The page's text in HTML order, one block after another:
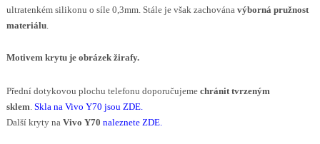
ultratenkém silikonu o síle 0,3mm. Stále je však zachována výborná pružnost
materiálu.
Motivem krytu je obrázek žirafy.
Přední dotykovou plochu telefonu doporučujeme chránit tvrzeným
sklem Skla na Vivo Y70 jsou ZDE.
Další kryty na Vivo Y70 naleznete ZDE.